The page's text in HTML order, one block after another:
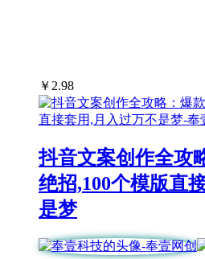
￥2.98
抖音文案创作全攻
绝招,100个模版直
是梦